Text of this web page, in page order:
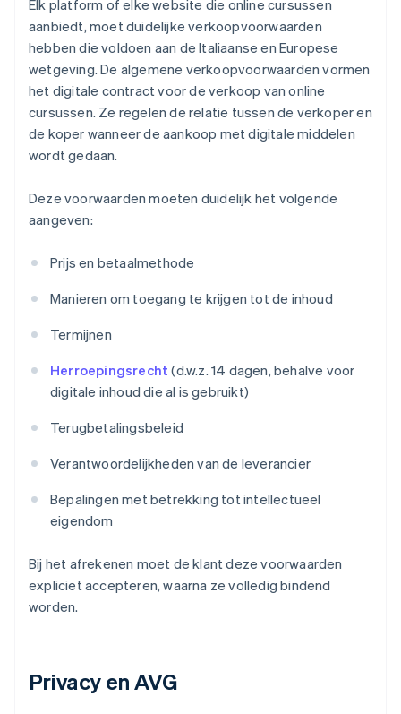
Elk platform of elke website die online cursussen
aanbiedt, moet duidelijke verkoopvoorwaarden
hebben die voldoen aan de Italiaanse en Europese
wetgeving. De algemene verkoopvoorwaarden vormen
het digitale contract voor de verkoop van online
cursussen. Ze regelen de relatie tussen de verkoper en
de koper wanneer de aankoop met digitale middelen
wordt gedaan.
Deze voorwaarden moeten duidelijk het volgende
aangeven:
Prijs en betaalmethode
Manieren om toegang te krijgen tot de inhoud
Termijnen
Herroepingsrecht (d.w.z. 14 dagen, behalve voor
digitale inhoud die al is gebruikt)
Terugbetalingsbeleid
Verantwoordelijkheden van de leverancier
Bepalingen met betrekking tot intellectueel
eigendom
Bij het afrekenen moet de klant deze voorwaarden
expliciet accepteren, waarna ze volledig bindend
worden.
Privacy en AVG